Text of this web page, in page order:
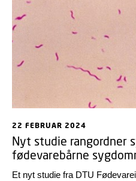
under den internationale
22 FEBRUAR 2024
Nyt studie rangordner
fødevarebårne
Et nyt studie fra DTU